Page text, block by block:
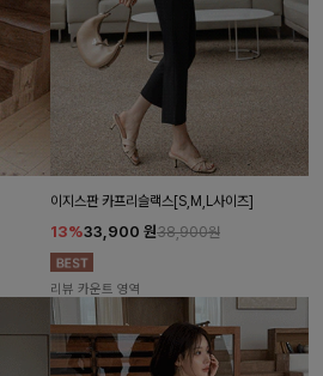
이지스판 카프리슬랙스[S,M,L사이즈]
13%33,900 원38,900원
리뷰 카운트 영역